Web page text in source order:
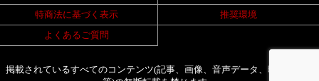
特商法に基づく表示
推奨環境
よくあるご質問
掲載されているすべてのコンテンツ(記事、画像、音声データ、映像データ